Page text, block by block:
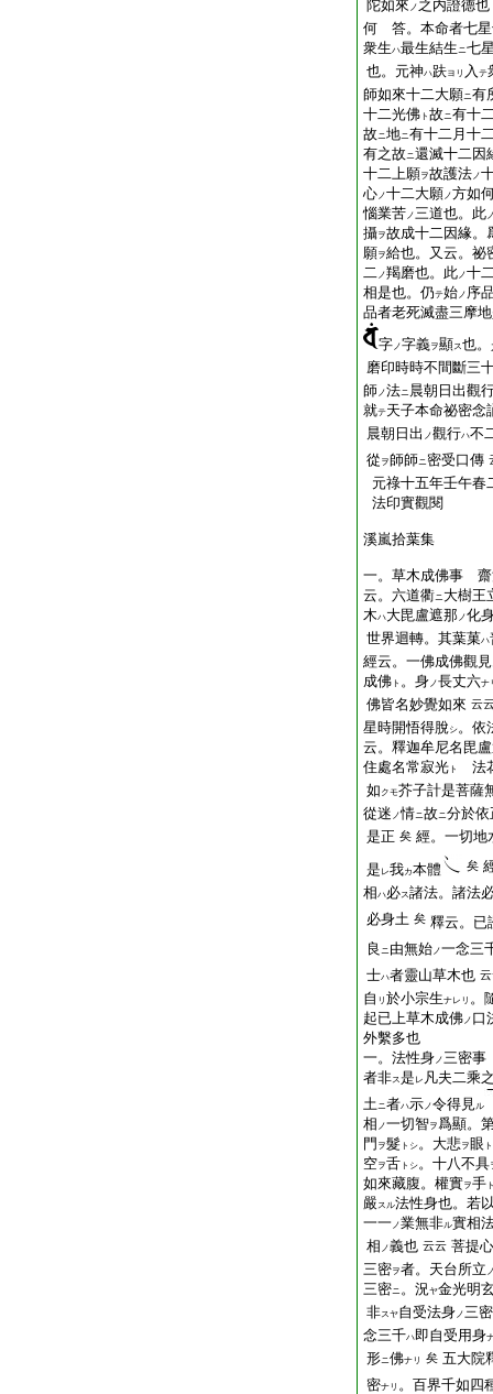
陀如來 ノ 之内證德也
何 答。本命者七星
衆生ハ最生結生ニ七
也。元神ハ趺ヨリ 入 テ
師如來十二大願ニ有
十二光佛 ト 故ニ有十
故ニ地ニ有十二月十
有之故ニ還滅十二因
十二上願ヲ故護法ノ
心ノ十二大願ノ方如
惱業苦ノ三道也。此
攝ヲ故成十二因緣。
願ヲ給也。又云。祕
二ノ羯磨也。此ノ十
相是也。仍テ始ノ 序
品者老死滅盡三摩
字ノ字義ヲ顯ス也
磨印時時不間斷三
師ノ法ニ晨朝日出觀
就テ天子本命祕密念
晨朝日出 ノ觀行ハ不
從 ヲ師師ニ密受口傳
元祿十五年壬午春
法印實觀閱
溪嵐拾葉集
一。草木成佛事 齋
云。六道衢ニ大樹王
木ハ大毘盧遮那ノ化
世界迴轉。其葉菓ハ
經云。一佛成佛觀見
成佛 ト 。 身ノ長丈六ナ
佛皆名妙覺如來 云
星時開悟得脫シ。依
云。釋迦牟尼名毘
住處名常寂光 ト
法
如 クモ芥子計是菩薩
從迷 ノ情ニ故ニ分於依
是正 矣 經。一切地
是 レ我カ本體 矣
相ハ必ス諸法。諸法
必身土 矣 釋云。已
良 ニ由無始ノ一念三
士ハ者靈山草木也
自 リ 於小宗生ナレリ 。
起已上草木成佛ノ 口
外繫多也
一。法性身ノ三密事
者非ス是 レ 凡夫二乘
土ニ者ハ示ノ令得見ル
相 ノ一切智ヲ爲顯。
門 ヲ髮 トシ。大悲ヲ 眼
空ヲ舌 トシ。十八不具
如來藏腹。權實ヲ手
嚴 スル法性身也。若
一一ノ業無非ル實相
相 ノ義也 云云 菩提
三密ヲ者。天台所立
三密ニ。況ヤ金光明
非スヤ自受法身ノ三
念三千ハ即自受用身
形ニ佛ナリ 矣 五大院
密ナリ 。百界千如四